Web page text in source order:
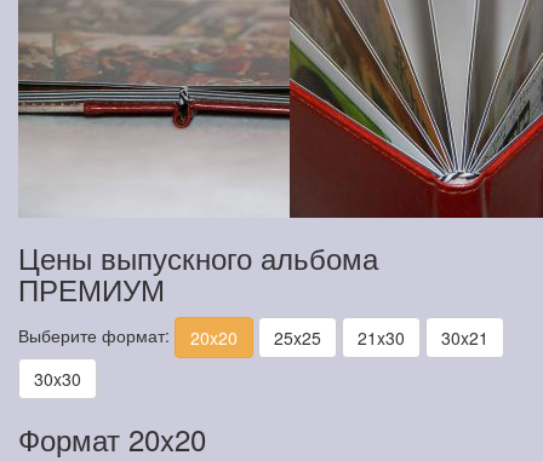
Цены выпускного альбома
ПРЕМИУМ
Выберите формат: 20x20 25x25 21x30
30x21
30x30
Формат 20x20